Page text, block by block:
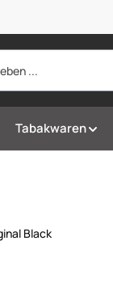
Tabakwaren